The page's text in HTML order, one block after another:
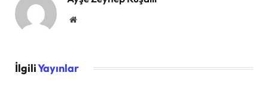
Website
İlgiliYayınlar